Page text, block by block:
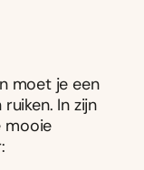
moet je een
In zijn
mooie